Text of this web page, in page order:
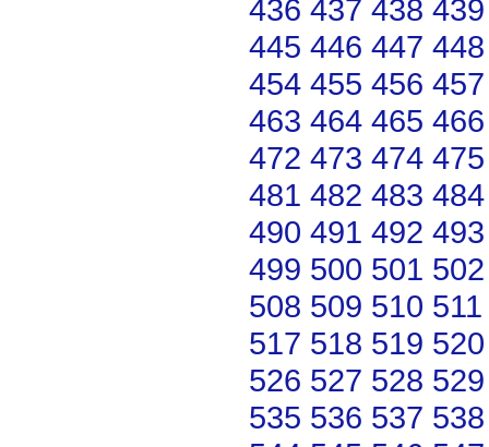
436 437 438 439
445 446 447 448
454 455 456 457
463 464 465 466
472 473 474 475
481 482 483 484
490 491 492 493
499 500 501 502
508 509 510 511
517 518 519 520
526 527 528 529
535 536 537 538